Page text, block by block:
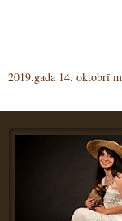
2019.gada 14. oktobrī